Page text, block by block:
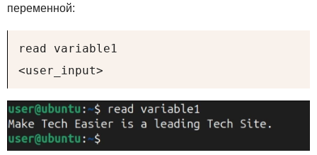
переменной:
read variable1
<user_input>